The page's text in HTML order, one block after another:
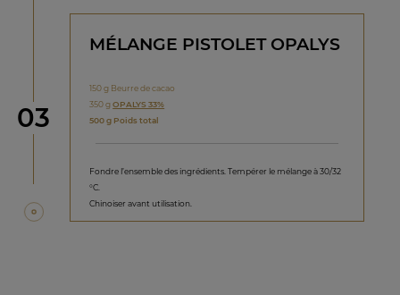
étape
03
MÉLANGE PISTOLET OPALYS
150 g Beurre de cacao
350 gOPALYS 33%
500 g Poids total
Fondre l’ensemble des ingrédients. Tempérer le mélange à 30/32
°C.
Chinoiser avant utilisation.